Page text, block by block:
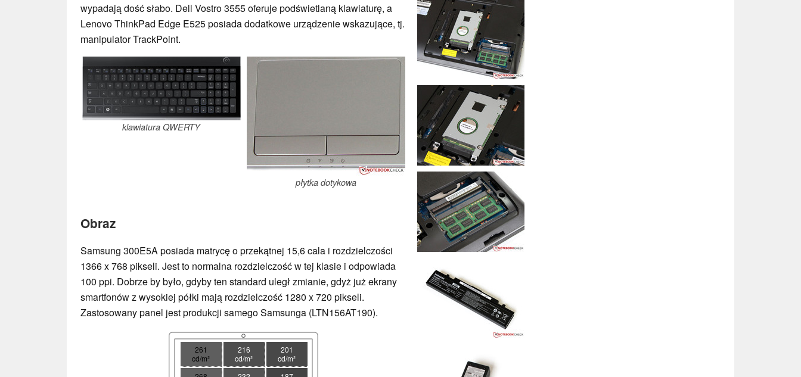
wypadają dość słabo. Dell Vostro 3555 oferuje podświetlaną klawiaturę, a
Lenovo ThinkPad Edge E525 posiada dodatkowe urządzenie wskazujące, tj.
manipulator TrackPoint.
klawiatura QWERTY
płytka dotykowa
Obraz
Samsung 300E5A posiada matrycę o przekątnej 15,6 cala i rozdzielczości
1366 x 768 pikseli. Jest to normalna rozdzielczość w tej klasie i odpowiada
100 ppi. Dobrze by było, gdyby ten standard uległ zmianie, gdyż już ekrany
smartfonów z wysokiej półki mają rozdzielczość 1280 x 720 pikseli.
Zastosowany panel jest produkcji samego Samsunga (LTN156AT190).
261
cd/m²
216
cd/m²
201
cd/m²